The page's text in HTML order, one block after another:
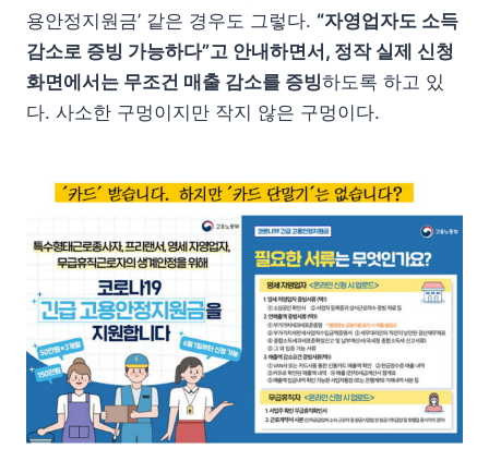
용안정지원금’ 같은 경우도 그렇다. “자영업자도 소득
감소로 증빙 가능하다”고 안내하면서, 정작 실제 신청
화면에서는 무조건 매출 감소를 증빙하도록 하고 있
다. 사소한 구멍이지만 작지 않은 구멍이다.